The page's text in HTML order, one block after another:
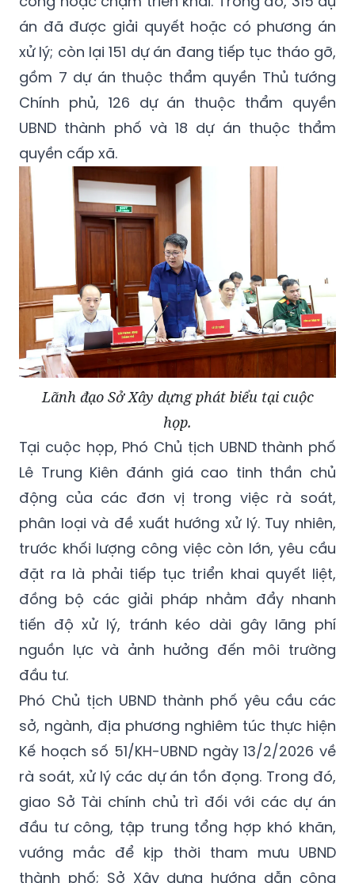
xử lý; còn lại 151 dự án đang tiếp tục tháo gỡ,
gồm 7 dự án thuộc thẩm quyền Thủ tướng
Chính phủ, 126 dự án thuộc thẩm quyền
UBND thành phố và 18 dự án thuộc thẩm
quyền cấp xã.
Lãnh đạo Sở Xây dựng phát biểu tại cuộc
họp.
Tại cuộc họp, Phó Chủ tịch UBND thành phố
Lê Trung Kiên đánh giá cao tinh thần chủ
động của các đơn vị trong việc rà soát,
phân loại và đề xuất hướng xử lý. Tuy nhiên,
trước khối lượng công việc còn lớn, yêu cầu
đặt ra là phải tiếp tục triển khai quyết liệt,
đồng bộ các giải pháp nhằm đẩy nhanh
tiến độ xử lý, tránh kéo dài gây lãng phí
nguồn lực và ảnh hưởng đến môi trường
đầu tư.
Phó Chủ tịch UBND thành phố yêu cầu các
sở, ngành, địa phương nghiêm túc thực hiện
Kế hoạch số 51/KH-UBND ngày 13/2/2026 về
rà soát, xử lý các dự án tồn đọng. Trong đó,
giao Sở Tài chính chủ trì đối với các dự án
đầu tư công, tập trung tổng hợp khó khăn,
vướng mắc để kịp thời tham mưu UBND
thành phố; Sở Xây dựng hướng dẫn công
tác quyết toán; Sở Nông nghiệp và Môi